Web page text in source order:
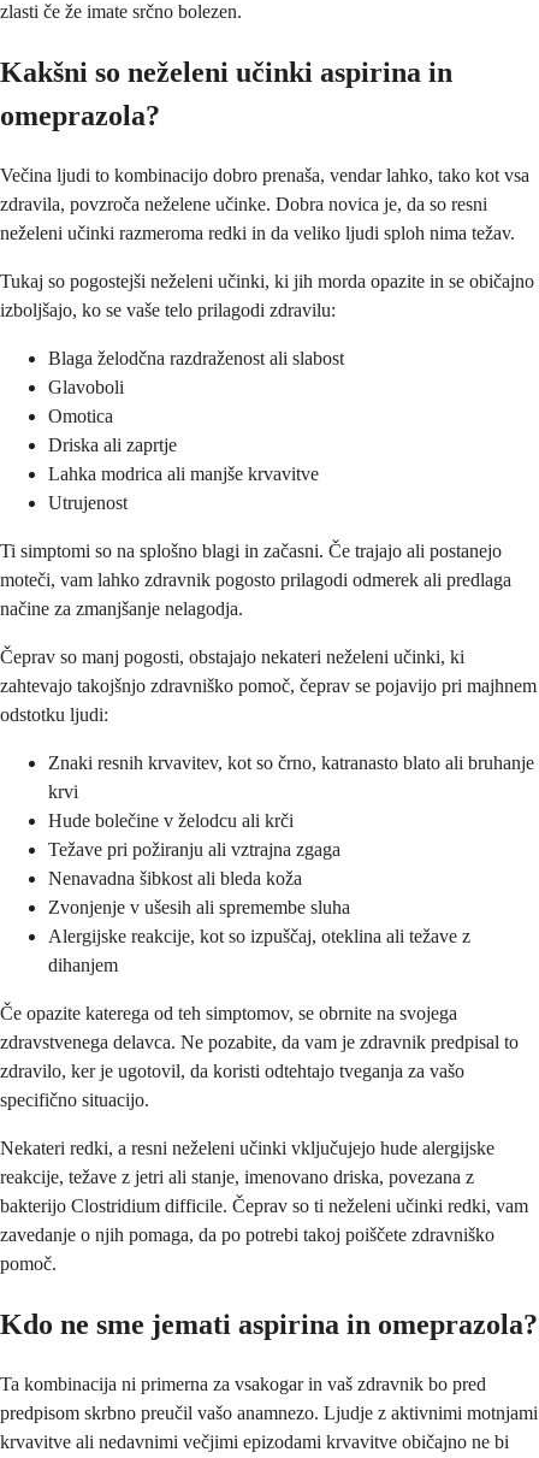
zlasti če že imate srčno bolezen.
Kakšni so neželeni učinki aspirina in
omeprazola?
Večina ljudi to kombinacijo dobro prenaša, vendar lahko, tako kot vsa
zdravila, povzroča neželene učinke. Dobra novica je, da so resni
neželeni učinki razmeroma redki in da veliko ljudi sploh nima težav.
Tukaj so pogostejši neželeni učinki, ki jih morda opazite in se običajno
izboljšajo, ko se vaše telo prilagodi zdravilu:
Blaga želodčna razdraženost ali slabost
Glavoboli
Omotica
Driska ali zaprtje
Lahka modrica ali manjše krvavitve
Utrujenost
Ti simptomi so na splošno blagi in začasni. Če trajajo ali postanejo
moteči, vam lahko zdravnik pogosto prilagodi odmerek ali predlaga
načine za zmanjšanje nelagodja.
Čeprav so manj pogosti, obstajajo nekateri neželeni učinki, ki
zahtevajo takojšnjo zdravniško pomoč, čeprav se pojavijo pri majhnem
odstotku ljudi:
Znaki resnih krvavitev, kot so črno, katranasto blato ali bruhanje
krvi
Hude bolečine v želodcu ali krči
Težave pri požiranju ali vztrajna zgaga
Nenavadna šibkost ali bleda koža
Zvonjenje v ušesih ali spremembe sluha
Alergijske reakcije, kot so izpuščaj, oteklina ali težave z
dihanjem
Če opazite katerega od teh simptomov, se obrnite na svojega
zdravstvenega delavca. Ne pozabite, da vam je zdravnik predpisal to
zdravilo, ker je ugotovil, da koristi odtehtajo tveganja za vašo
specifično situacijo.
Nekateri redki, a resni neželeni učinki vključujejo hude alergijske
reakcije, težave z jetri ali stanje, imenovano driska, povezana z
bakterijo Clostridium difficile. Čeprav so ti neželeni učinki redki, vam
zavedanje o njih pomaga, da po potrebi takoj poiščete zdravniško
pomoč.
Kdo ne sme jemati aspirina in omeprazola?
Ta kombinacija ni primerna za vsakogar in vaš zdravnik bo pred
predpisom skrbno preučil vašo anamnezo. Ljudje z aktivnimi motnjami
krvavitve ali nedavnimi večjimi epizodami krvavitve običajno ne bi